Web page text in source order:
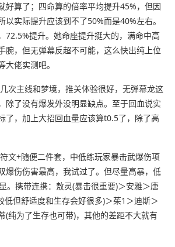
好算了；四命算的倍率平均提升45%，但因
以实际提升应该到不了50%而是40%左右。
72.5%提升。她命座提升挺大的，满命中高
腕，但无弹幕反超不可能，这么快出纯上位
佬实测吧。
主线和梦境，推关体验很好，无弹幕龙这
除了没有爆发外没明显缺点。至于回血说实
了，加上大招回血量应该算t0.5了，除了高
+随便二件套，中低练玩家暴击武爆伤项
爆伤伤害最高，我试过了。但尽量高暴，低
。携带连携：敖灵(暴击很重要)＞安雅＞唐
低但舒适度和生存会好很多)＞茱1＞迪斯＞
(纯为了生存也可带)，其他的差距不大就有